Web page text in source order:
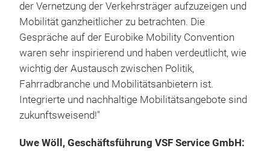
der Vernetzung der Verkehrsträger aufzuzeigen und
Mobilität ganzheitlicher zu betrachten. Die
Gespräche auf der Eurobike Mobility Convention
waren sehr inspirierend und haben verdeutlicht, wie
wichtig der Austausch zwischen Politik,
Fahrradbranche und Mobilitätsanbietern ist.
Integrierte und nachhaltige Mobilitätsangebote sind
zukunftsweisend!"
Uwe Wöll, Geschäftsführung VSF Service GmbH: